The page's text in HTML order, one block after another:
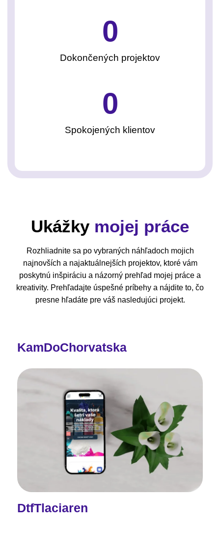
Dokončených projektov
0
Spokojených klientov
0
Ukážkymojej práce
Rozhliadnite sa po vybraných náhľadoch mojich
najnovších a najaktuálnejších projektov, ktoré vám
poskytnú inšpiráciu a názorný prehľad mojej práce a
kreativity. Prehľadajte úspešné príbehy a nájdite to, čo
presne hľadáte pre váš nasledujúci projekt.
KamDoChorvatska
DtfTlaciaren